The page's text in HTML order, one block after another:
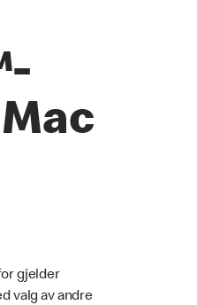
gjelder
valg av andre